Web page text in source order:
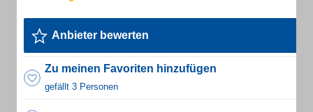
Anbieter bewerten
Zu meinen Favoriten hinzufügen
gefällt 3 Personen